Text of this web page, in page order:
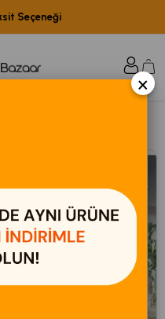
Seçeneği
×